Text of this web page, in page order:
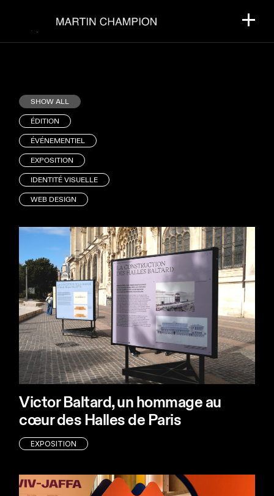
SHOW ALL
ÉDITION
ÉVÉNEMENTIEL
EXPOSITION
IDENTITÉ VISUELLE
WEB DESIGN
Victor Baltard, un hommage au
cœur des Halles de Paris
EXPOSITION